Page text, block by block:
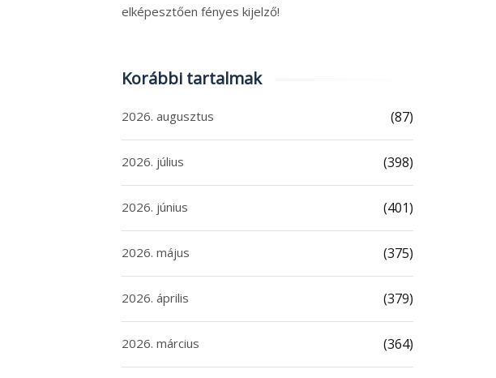
elképesztően fényes kijelző!
Korábbi tartalmak
2026. augusztus (87)
2026. július (398)
2026. június (401)
2026. május (375)
2026. április (379)
2026. március (364)